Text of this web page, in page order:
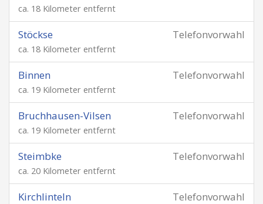
ca. 18 Kilometer entfernt
Telefonvorwahl
Stöckse
ca. 18 Kilometer entfernt
Telefonvorwahl
Binnen
ca. 19 Kilometer entfernt
Telefonvorwahl
Bruchhausen-Vilsen
ca. 19 Kilometer entfernt
Telefonvorwahl
Steimbke
ca. 20 Kilometer entfernt
Telefonvorwahl
Kirchlinteln